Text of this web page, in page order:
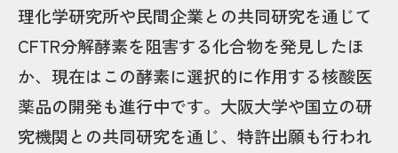
理化学研究所や民間企業との共同研究を通じて
CFTR分解酵素を阻害する化合物を発見したほ
か、現在はこの酵素に選択的に作用する核酸医
薬品の開発も進行中です。大阪大学や国立の研
究機関との共同研究を通じ、特許出願も行われ